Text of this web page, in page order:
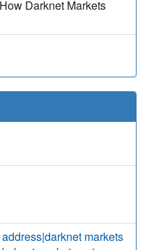
Darknet Markets
markets